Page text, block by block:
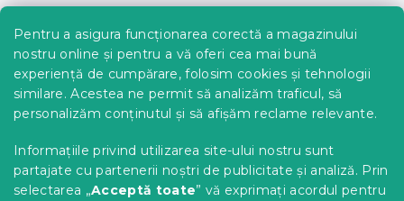
Pentru a asigura funcționarea corectă a magazinului
nostru online și pentru a vă oferi cea mai bună
experiență de cumpărare, folosim cookies și tehnologii
similare. Acestea ne permit să analizăm traficul, să
personalizăm conținutul și să afișăm reclame relevante.
Informațiile privind utilizarea site-ului nostru sunt
partajate cu partenerii noștri de publicitate și analiză. Prin
selectarea „Acceptă toate” vă exprimați acordul pentru